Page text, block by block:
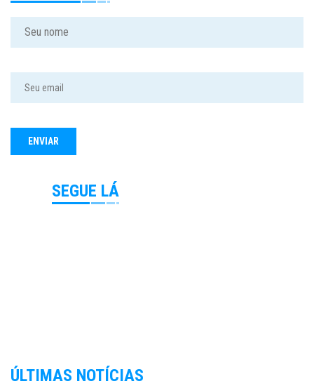
SEGUE LÁ
ÚLTIMAS NOTÍCIAS